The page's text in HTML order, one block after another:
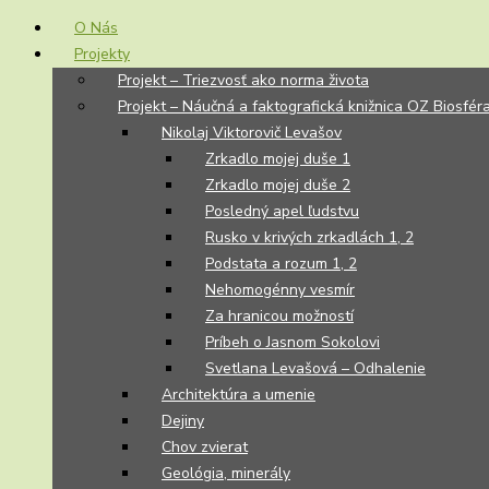
O Nás
Projekty
Projekt – Triezvosť ako norma života
Projekt – Náučná a faktografická knižnica OZ
Nikolaj Viktorovič Levašov
Zrkadlo mojej duše 1
Zrkadlo mojej duše 2
Posledný apel ľudstvu
Rusko v krivých zrkadlách 1, 2
Podstata a rozum 1, 2
Nehomogénny vesmír
Za hranicou možností
Príbeh o Jasnom Sokolovi
Svetlana Levašová – Odhalenie
Architektúra a umenie
Dejiny
Chov zvierat
Geológia, minerály